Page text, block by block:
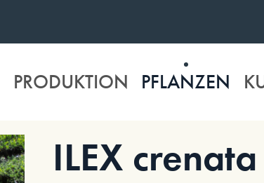
PRODUKTION PFLANZEN
ILEX crenata